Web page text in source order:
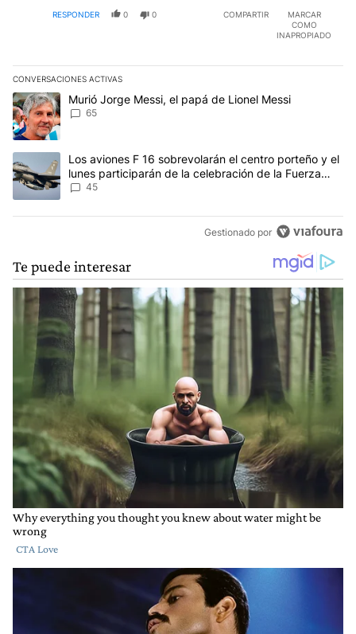
RESPONDER 0 0 COMPARTIR
MARCAR
COMO
INAPROPIADO
CONVERSACIONES ACTIVAS
Este listado muestra los artículos con más comentarios en los
Un artículo de tendencia con el título "Murió Jorge Messi, el
Murió Jorge Messi, el papá de Lionel Messi
65
Un artículo de tendencia con el título "Los aviones F 16
Los aviones F 16 sobrevolarán el centro porteño y el
lunes participarán de la celebración de la Fuerza
Aérea
45
Gestionado por